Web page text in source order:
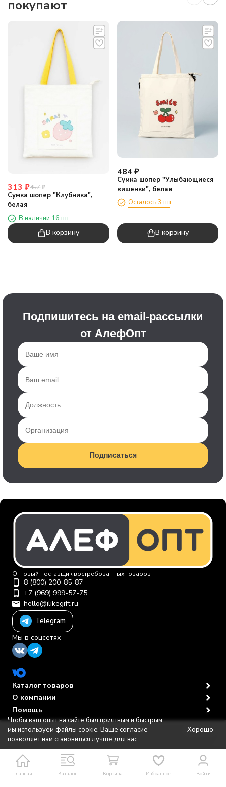
В корзину
покупают
313 ₽457₽
Сумка шопер "Клубника",
белая
В наличии 16 шт.
В корзину
484 ₽
Сумка шопер "Улыбающиеся
вишенки", белая
Осталось 3 шт.
В корзину
Подпишитесь на email-рассылки
от АлефОпт
Подписаться
Главная Каталог Корзина Избранное Войти
Оптовый поставщик востребованных товаров
8 (800) 200-85-87
+7 (969) 999-57-75
hello@ilikegift.ru
Telegram
Мы в соцсетях
Каталог товаров
О компании
Помощь
Политика персональных данных
© 2012-2026 ООО "Первая торговая компания"
Чтобы ваш опыт на сайте был приятным и быстрым,
мы используем файлы cookie. Ваше согласие
позволяет нам становиться лучше для вас.
Хорошо